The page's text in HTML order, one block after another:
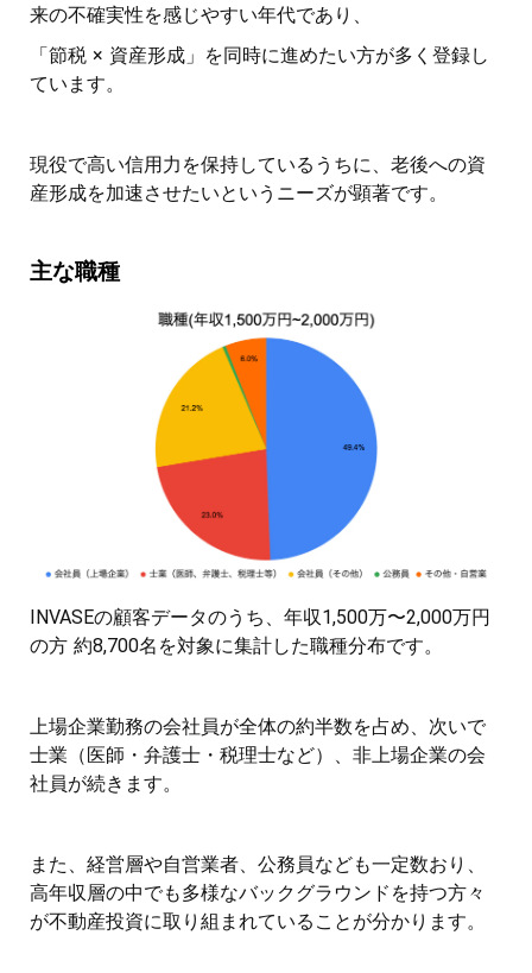
来の不確実性を感じやすい年代であり、
「節税 × 資産形成」を同時に進めたい方が多く登録し
ています。
現役で高い信用力を保持しているうちに、老後への資
産形成を加速させたいというニーズが顕著です。
主な職種
INVASEの顧客データのうち、年収1,500万〜2,000万円
の方 約8,700名を対象に集計した職種分布です。
上場企業勤務の会社員が全体の約半数を占め、次いで
士業（医師・弁護士・税理士など）、非上場企業の会
社員が続きます。
また、経営層や自営業者、公務員なども一定数おり、
高年収層の中でも多様なバックグラウンドを持つ方々
が不動産投資に取り組まれていることが分かります。